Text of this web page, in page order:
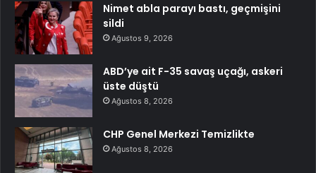
Nimet abla parayı bastı, geçmişini
sildi
Ağustos 9, 2026
ABD’ye ait F-35 savaş uçağı, askeri
üste düştü
Ağustos 8, 2026
CHP Genel Merkezi Temizlikte
Ağustos 8, 2026